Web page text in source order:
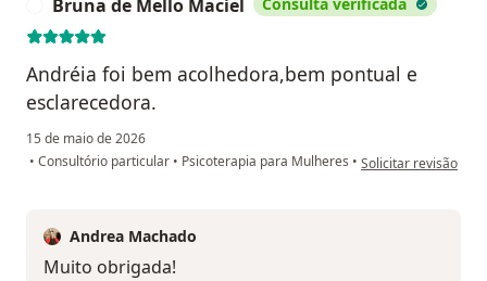
Bruna de Mello Maciel
Andréia foi bem acolhedora,bem pontual e
esclarecedora.
15 de maio de 2026
• Consultório particular • Psicoterapia para Mulheres • na opinião do
Solicitar revisão
Andrea Machado
Muito obrigada!